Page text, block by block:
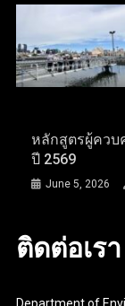
หลักสูตรผู้คว
ปี 2569
June 5, 2026
ติดต่อเร
Department of